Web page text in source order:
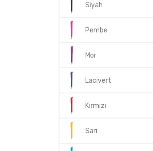
Siyah
Pembe
Mor
Lacivert
Kırmızı
Sarı